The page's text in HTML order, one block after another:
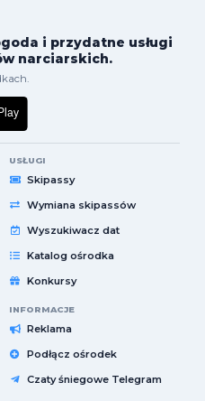
i przydatne usługi
narciarskich.
USŁUGI
Skipassy
Wymiana skipassów
Wyszukiwacz dat
Katalog ośrodka
Konkursy
INFORMACJE
Reklama
Podłącz ośrodek
Czaty śniegowe Telegram